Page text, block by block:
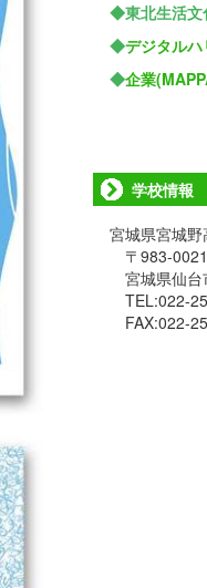
◆東北生活文
◆デジタル
◆企業
学校情報
宮城県宮城野
〒983-0021
宮城県仙台
TEL:022-
FAX:022-